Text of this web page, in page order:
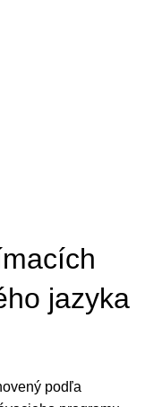
jazyka
podľa